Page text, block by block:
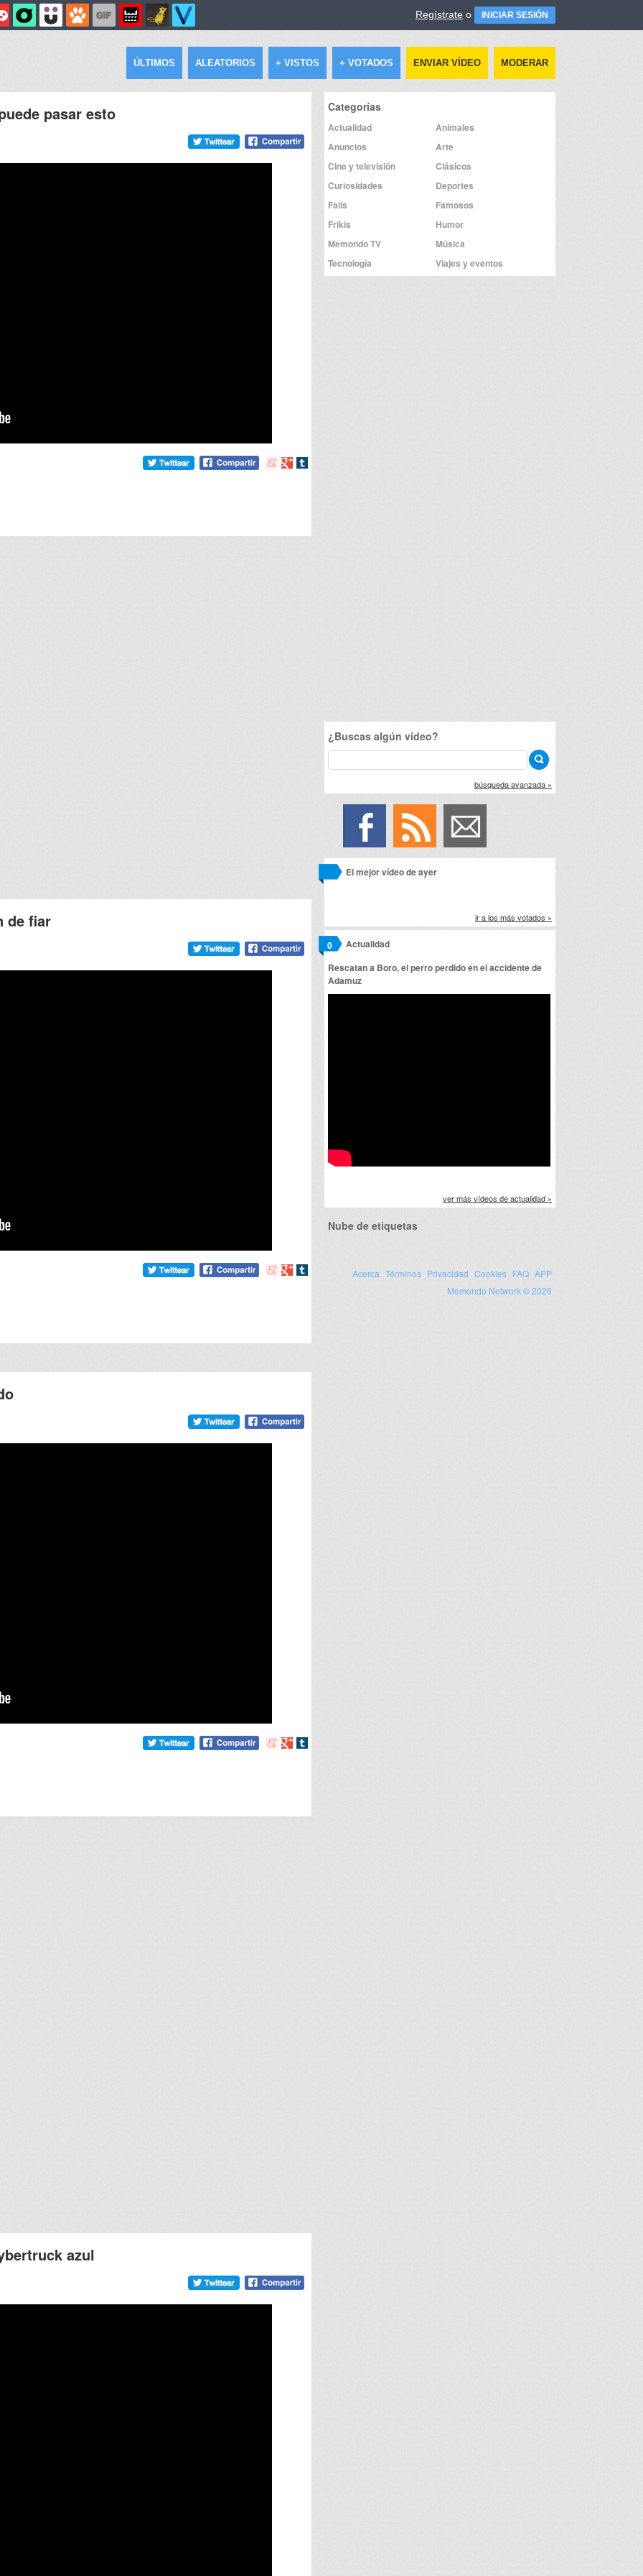
Regístrate o INICIAR SESIÓN
ÚLTIMOS ALEATORIOS + VISTOS + VOTADOS ENVIAR VÍDEO MODERAR
pasar esto
Compartir
Compartir
Compartir
de fiar
Compartir
Compartir
Compartir
Compartir
Compartir
Compartir
azul
Categorías
Actualidad
Animales
Anuncios
Arte
Cine y televisión
Clásicos
Curiosidades
Deportes
Fails
Famosos
Frikis
Humor
Memondo TV
Música
Tecnología
Viajes y eventos
¿Buscas algún vídeo?
búsqueda avanzada »
El mejor vídeo de ayer
ir a los más votados »
Actualidad
0
Rescatan a Boro, el perro perdido en el accidente de
Adamuz
ver más vídeos de actualidad »
Nube de etiquetas
Acerca Términos Privacidad Cookies FAQ APP
Memondo Network © 2026